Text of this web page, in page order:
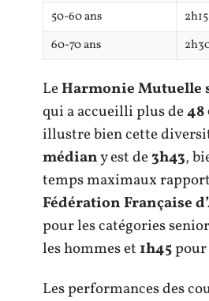
50-60 ans
2h15
60-70 ans
LeHarmonie Mutuelle
qui a accueilli plus de
illustre bien cette
médiany est de3h43,
temps maximaux
Fédération Française
pour les catégories
les hommes et 1h45pour
Les performances des